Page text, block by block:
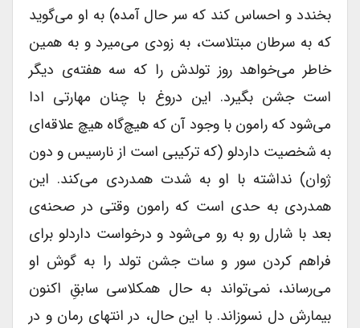
بخندد و احساس کند که سر حال آمده) به او می‌گوید
که به سرطان مبتلاست، به زودی می‌میرد و به همین
خاطر می‌خواهد روز تولدش را که سه هفته‌ی دیگر
است جشن بگیرد. این دروغ با چنان مهارتی ادا
می‌شود که رامون با وجود آن که هیچ‌گاه هیچ علاقه‌ای
به شخصیت داردلو (که ترکیبی است از نارسیس و دون
ژوان) نداشته با او به شدت همدردی می‌کند. این
همدردی به حدی است که رامون وقتی در صحنه‌ی
بعد با شارل رو به رو می‌شود و درخواست داردلو برای
فراهم کردن سور و سات جشن تولد را به گوش او
می‌رساند، نمی‌تواند به حال همکلاسی سابقِ اکنون
بیمارش دل نسوزاند. با این حال، در انتهای رمان و در